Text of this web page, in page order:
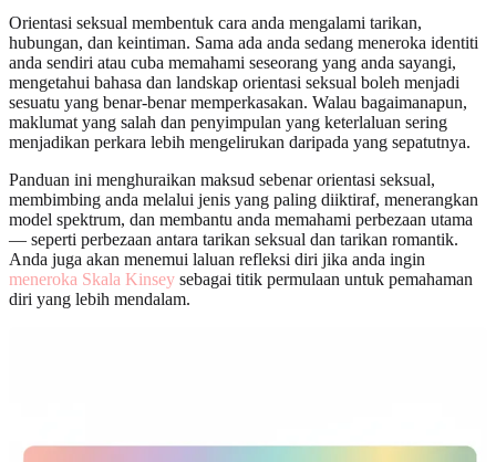
Orientasi seksual membentuk cara anda mengalami tarikan,
hubungan, dan keintiman. Sama ada anda sedang meneroka identiti
anda sendiri atau cuba memahami seseorang yang anda sayangi,
mengetahui bahasa dan landskap orientasi seksual boleh menjadi
sesuatu yang benar-benar memperkasakan. Walau bagaimanapun,
maklumat yang salah dan penyimpulan yang keterlaluan sering
menjadikan perkara lebih mengelirukan daripada yang sepatutnya.
Panduan ini menghuraikan maksud sebenar orientasi seksual,
membimbing anda melalui jenis yang paling diiktiraf, menerangkan
model spektrum, dan membantu anda memahami perbezaan utama
— seperti perbezaan antara tarikan seksual dan tarikan romantik.
Anda juga akan menemui laluan refleksi diri jika anda ingin
meneroka Skala Kinsey sebagai titik permulaan untuk pemahaman
diri yang lebih mendalam.